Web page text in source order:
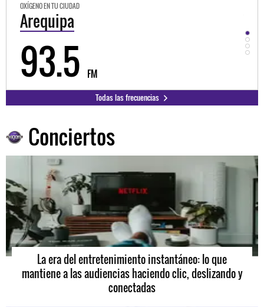
OXÍGENO EN TU CIUDAD
Trujillo
98.3 FM
Todas las frecuencias
Conciertos
La era del entretenimiento instantáneo: lo que
mantiene a las audiencias haciendo clic, deslizando y
conectadas